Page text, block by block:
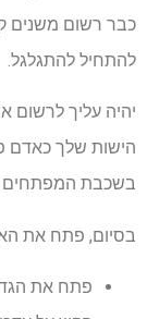
כבר רשום משנים
להתחיל להתגלגל.
יהיה עליך לרשום
הישות שלך כאדם
בשכבת המפתחים
בסיום, פתח את
פתח את